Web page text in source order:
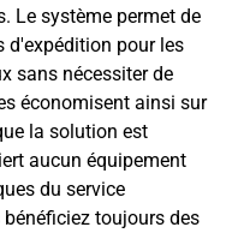
Le système permet de
d'expédition pour les
sans nécessiter de
économisent ainsi sur
la solution est
aucun équipement
du service
toujours des